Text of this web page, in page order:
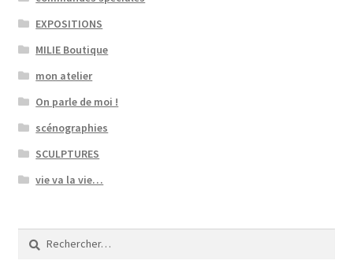
EXPOSITIONS
MILIE Boutique
mon atelier
On parle de moi !
scénographies
SCULPTURES
vie va la vie…
Rechercher :